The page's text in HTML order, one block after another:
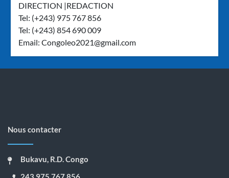
DIRECTION |REDACTION
Tel: (+243) 975 767 856
Tel: (+243) 854 690 009
Email:Congoleo2021@gmail.com
Nous contacter
Bukavu, R.D. Congo